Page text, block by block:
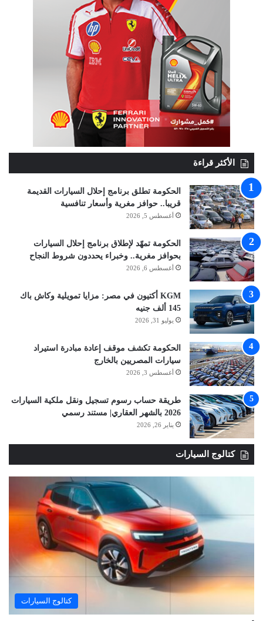
الأكثر قراءة
الحكومة تطلق برنامج إحلال السيارات القديمة
قريبا.. حوافز مغرية وأسعار تنافسية
أغسطس 5, 2026
الحكومة تمهّد لإطلاق برنامج إحلال السيارات
بحوافز مغرية.. وخبراء يحددون شروط النجاح
أغسطس 6, 2026
KGM أكتيون في مصر: مزايا تمويلية وكاش باك
145 ألف جنيه
يوليو 31, 2026
الحكومة تكشف موقف إعادة مبادرة استيراد
سيارات المصريين بالخارج
أغسطس 3, 2026
طريقة حساب رسوم تسجيل ونقل ملكية السيارات
2026 بالشهر العقاري| مستند رسمي
يناير 26, 2026
كتالوج السيارات
كتالوج السيارات